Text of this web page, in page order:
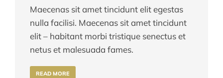
Maecenas sit amet tincidunt elit egestas
nulla facilisi. Maecenas sit amet tincidunt
elit – habitant morbi tristique senectus et
netus et malesuada fames.
READ MORE